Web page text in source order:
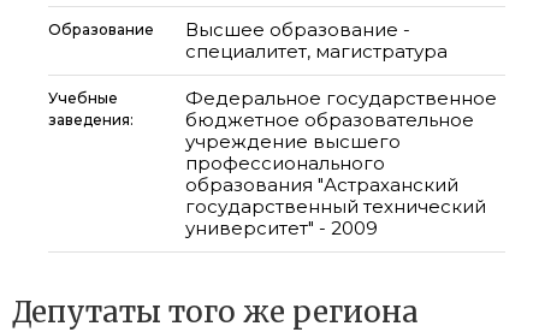
Образование
Высшее образование -
специалитет, магистратура
Учебные
заведения:
Федеральное государственное
бюджетное образовательное
учреждение высшего
профессионального
образования "Астраханский
государственный технический
университет" - 2009
Депутаты того же региона